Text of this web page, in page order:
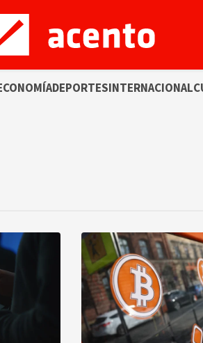
DEPORTESINTERNACIONAL